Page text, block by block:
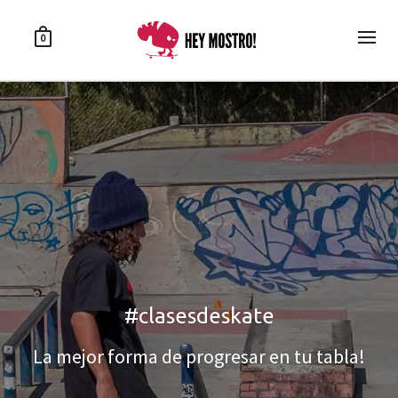
0
#clasesdeskate
La mejor forma de progresar en tu tabla!
#clasesdeskate
La mejor forma de progresar en tu tabla!